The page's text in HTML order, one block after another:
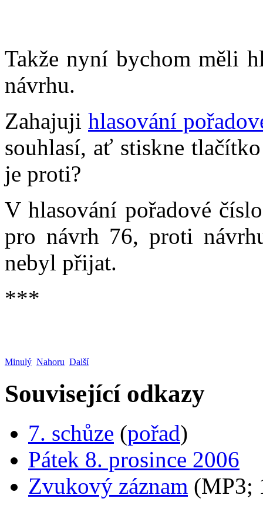
Takže nyní bychom měli
návrhu.
Zahajuji hlasování
souhlasí, ať stiskne
je proti?
V hlasování pořadové
pro návrh 76, proti
nebyl přijat.
***
Minulý Nahoru Další
Související odkazy
7. schůze (pořad)
Pátek 8. prosince 2006
Zvukový záznam (MP3;